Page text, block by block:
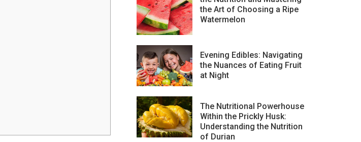
the Art of Choosing a Ripe
Watermelon
Evening Edibles: Navigating
the Nuances of Eating Fruit
at Night
The Nutritional Powerhouse
Within the Prickly Husk:
Understanding the Nutrition
of Durian